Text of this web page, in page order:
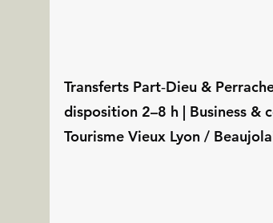
Transferts Part‑Dieu &
disposition 2–8 h | Business &
Tourisme Vieux Lyon /